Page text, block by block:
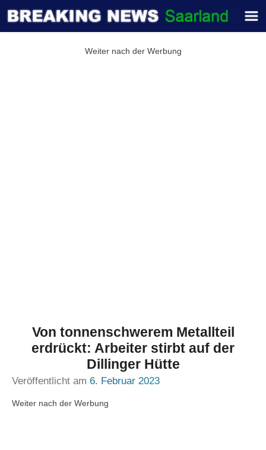
Weiter nach der Werbung
Von tonnenschwerem Metallteil
erdrückt: Arbeiter stirbt auf der
Dillinger Hütte
Veröffentlicht am 6. Februar 2023
Weiter nach der Werbung